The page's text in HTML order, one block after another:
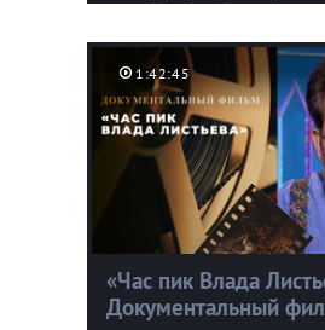
1:42:45
«Час пик Влада
Документальный